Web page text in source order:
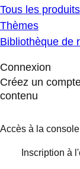
Tous les produits
Thèmes
Bibliothèque de
Connexion
Créez un
contenu
Accès à la console
Inscription à